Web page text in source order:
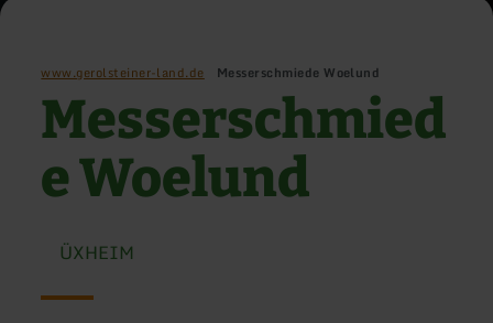
www.gerolsteiner-land.de Messerschmiede Woelund
Messerschmied
e Woelund
ÜXHEIM